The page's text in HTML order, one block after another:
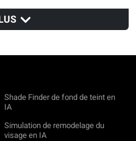
Shade Finder de fond de teint en
IA
Simulation de remodelage du
visage en IA